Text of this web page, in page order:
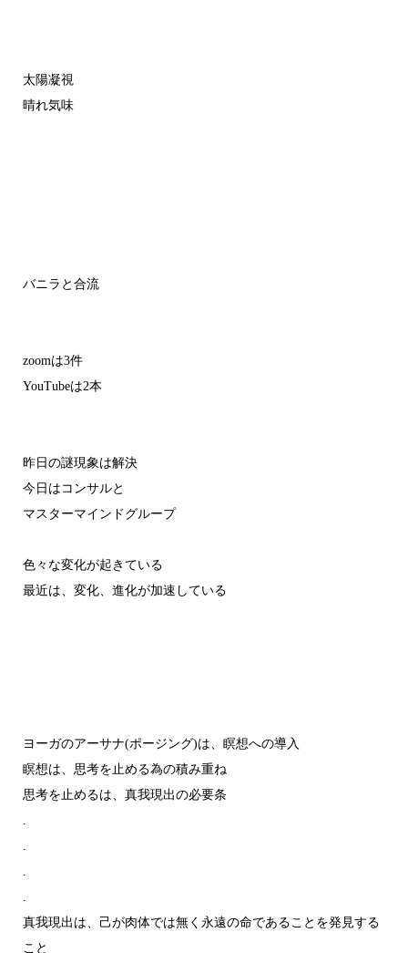
太陽凝視
晴れ気味
バニラと合流
zoomは3件
YouTubeは2本
昨日の謎現象は解決
今日はコンサルと
マスターマインドグループ
色々な変化が起きている
最近は、変化、進化が加速している
ヨーガのアーサナ(ポージング)は、瞑想への導入
瞑想は、思考を止める為の積み重ね
思考を止めるは、真我現出の必要条
.
.
.
.
真我現出は、己が肉体では無く永遠の命であることを発見する
こと